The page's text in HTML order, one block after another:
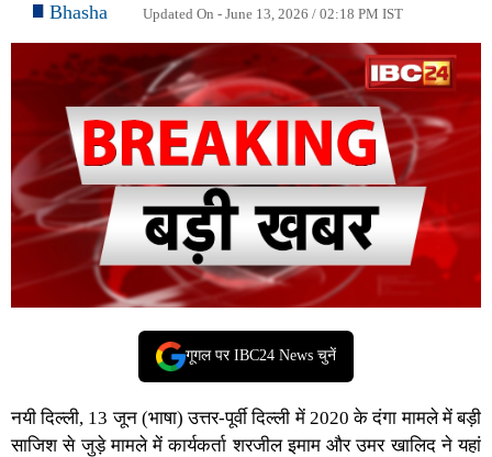
Bhasha
Updated On - June 13, 2026 / 02:18 PM IST
गूगल पर IBC24 News चुनें
नयी दिल्ली, 13 जून (भाषा) उत्तर-पूर्वी दिल्ली में 2020 के दंगा मामले में बड़ी
साजिश से जुड़े मामले में कार्यकर्ता शरजील इमाम और उमर खालिद ने यहां